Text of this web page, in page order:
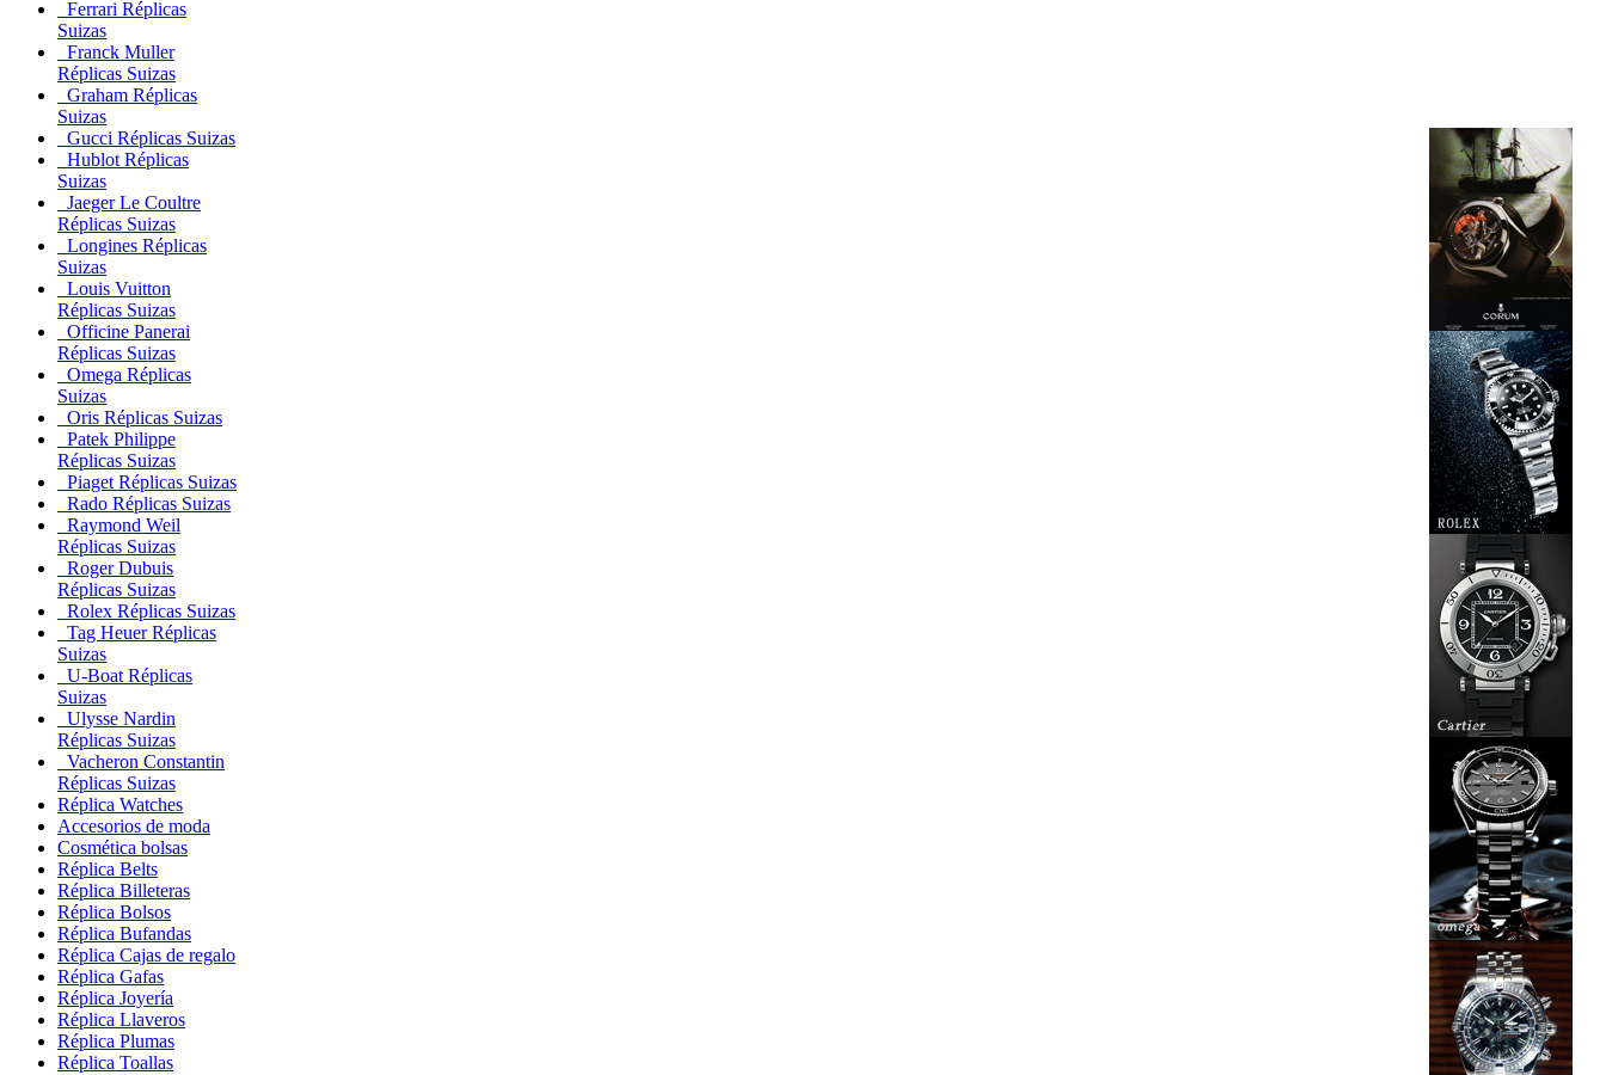
Ferrari Réplicas
Suizas
Franck Muller
Réplicas Suizas
Graham Réplicas
Suizas
Gucci Réplicas Suizas
Hublot Réplicas
Suizas
Jaeger Le Coultre
Réplicas Suizas
Longines Réplicas
Suizas
Louis Vuitton
Réplicas Suizas
Officine Panerai
Réplicas Suizas
Omega Réplicas
Suizas
Oris Réplicas Suizas
Patek Philippe
Réplicas Suizas
Piaget Réplicas Suizas
Rado Réplicas Suizas
Raymond Weil
Réplicas Suizas
Roger Dubuis
Réplicas Suizas
Rolex Réplicas Suizas
Tag Heuer Réplicas
Suizas
U-Boat Réplicas
Suizas
Ulysse Nardin
Réplicas Suizas
Vacheron Constantin
Réplicas Suizas
Réplica Watches
Accesorios de moda
Cosmética bolsas
Réplica Belts
Réplica Billeteras
Réplica Bolsos
Réplica Bufandas
Réplica Cajas de regalo
Réplica Gafas
Réplica Joyería
Réplica Llaveros
Réplica Plumas
Réplica Toallas